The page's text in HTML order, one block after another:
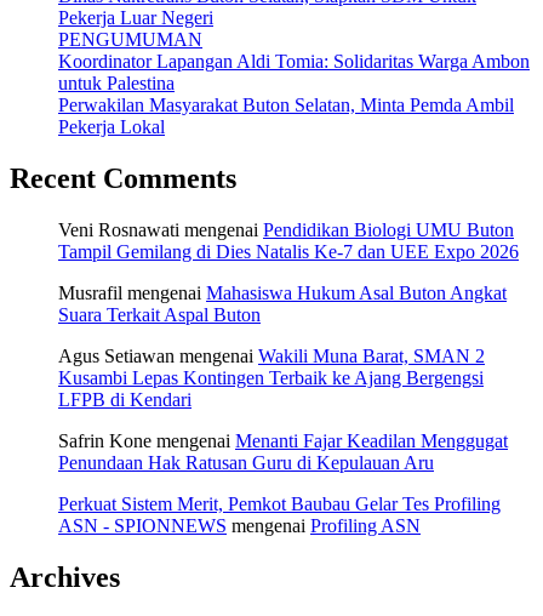
Pekerja Luar Negeri
PENGUMUMAN
Koordinator Lapangan Aldi Tomia: Solidaritas Warga Ambon
untuk Palestina
Perwakilan Masyarakat Buton Selatan, Minta Pemda Ambil
Pekerja Lokal
Recent Comments
Veni Rosnawati mengenai Pendidikan Biologi UMU Buton
Tampil Gemilang di Dies Natalis Ke-7 dan UEE Expo 2026
Musrafil mengenai Mahasiswa Hukum Asal Buton Angkat
Suara Terkait Aspal Buton
Agus Setiawan mengenai Wakili Muna Barat, SMAN 2
Kusambi Lepas Kontingen Terbaik ke Ajang Bergengsi
LFPB di Kendari
Safrin Kone mengenai Menanti Fajar Keadilan Menggugat
Penundaan Hak Ratusan Guru di Kepulauan Aru
Perkuat Sistem Merit, Pemkot Baubau Gelar Tes Profiling
ASN - SPIONNEWS mengenai Profiling ASN
Archives